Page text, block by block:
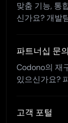
맞춤 기능, 통
신가요? 개발
파트너십 문의
Codono의 재
있으신가요?
고객 포털